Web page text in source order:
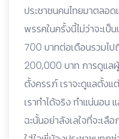
ประชาชนคนไทยมาตลอด
พรรคในครั้งนี้ไม่ว่าจะเป็
700 บาทต่อเดือนรวมไป
200,000 บาท การดูแล
ตั้งครรภ์ เราจะดูแลตั้ง
เราทำได้จริง ทำแน่นอน
ฉะนั้นอย่าลังเลใจที่จะเลื